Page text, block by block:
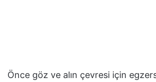
Önce göz ve alın çevresi için